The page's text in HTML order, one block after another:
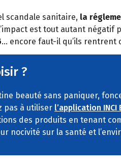
scandale sanitaire, la
est tout autant négatif
… encore faut-il qu’ils rentrent
?
beauté sans paniquer,
pas à utiliser l’application INCI
des produits en tenant
nocivité sur la santé et